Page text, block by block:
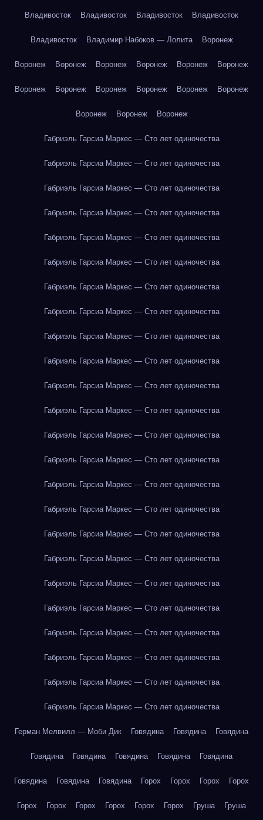
Владивосток Владивосток Владивосток Владивосток
Владивосток Владимир Набоков — Лолита Воронеж
Воронеж Воронеж Воронеж Воронеж Воронеж Воронеж
Воронеж Воронеж Воронеж Воронеж Воронеж Воронеж
Воронеж Воронеж Воронеж
Габриэль Гарсиа Маркес — Сто лет одиночества
Габриэль Гарсиа Маркес — Сто лет одиночества
Габриэль Гарсиа Маркес — Сто лет одиночества
Габриэль Гарсиа Маркес — Сто лет одиночества
Габриэль Гарсиа Маркес — Сто лет одиночества
Габриэль Гарсиа Маркес — Сто лет одиночества
Габриэль Гарсиа Маркес — Сто лет одиночества
Габриэль Гарсиа Маркес — Сто лет одиночества
Габриэль Гарсиа Маркес — Сто лет одиночества
Габриэль Гарсиа Маркес — Сто лет одиночества
Габриэль Гарсиа Маркес — Сто лет одиночества
Габриэль Гарсиа Маркес — Сто лет одиночества
Габриэль Гарсиа Маркес — Сто лет одиночества
Габриэль Гарсиа Маркес — Сто лет одиночества
Габриэль Гарсиа Маркес — Сто лет одиночества
Габриэль Гарсиа Маркес — Сто лет одиночества
Габриэль Гарсиа Маркес — Сто лет одиночества
Габриэль Гарсиа Маркес — Сто лет одиночества
Габриэль Гарсиа Маркес — Сто лет одиночества
Габриэль Гарсиа Маркес — Сто лет одиночества
Габриэль Гарсиа Маркес — Сто лет одиночества
Габриэль Гарсиа Маркес — Сто лет одиночества
Габриэль Гарсиа Маркес — Сто лет одиночества
Габриэль Гарсиа Маркес — Сто лет одиночества
Герман Мелвилл — Моби Дик Говядина Говядина Говядина
Говядина Говядина Говядина Говядина Говядина
Говядина Говядина Говядина Горох Горох Горох Горох
Горох Горох Горох Горох Горох Горох Груша Груша